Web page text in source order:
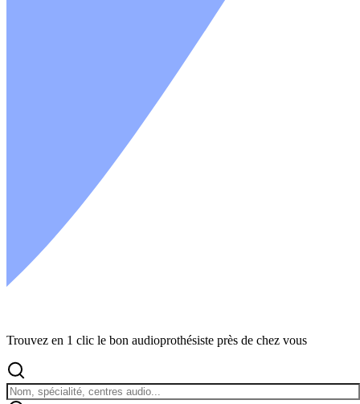
Trouvez en 1 clic le bon audioprothésiste près de chez vous